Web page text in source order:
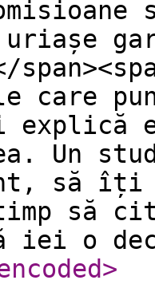
care
Un
să îți
să
iei o
>